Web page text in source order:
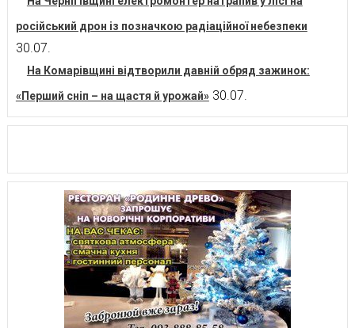
російський дрон із позначкою радіаційної небезпеки
30.07.
На Комарівщині відтворили давній обряд зажинок:
«Перший сніп – на щастя й урожай» 30.07.